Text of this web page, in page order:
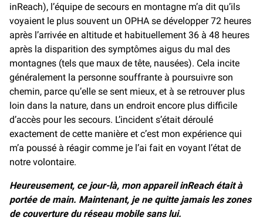
inReach), l’équipe de secours en montagne m’a dit qu’ils
voyaient le plus souvent un OPHA se développer 72 heures
après l’arrivée en altitude et habituellement 36 à 48 heures
après la disparition des symptômes aigus du mal des
montagnes (tels que maux de tête, nausées). Cela incite
généralement la personne souffrante à poursuivre son
chemin, parce qu’elle se sent mieux, et à se retrouver plus
loin dans la nature, dans un endroit encore plus difficile
d’accès pour les secours. L’incident s’était déroulé
exactement de cette manière et c’est mon expérience qui
m’a poussé à réagir comme je l’ai fait en voyant l’état de
notre volontaire.
Heureusement, ce jour-là, mon appareil inReach était à
portée de main. Maintenant, je ne quitte jamais les zones
de couverture du réseau mobile sans lui.